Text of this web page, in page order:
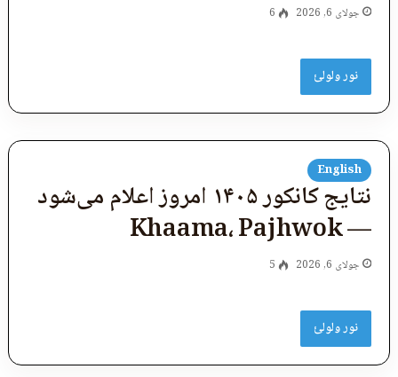
جولای 6, 2026 6
نور ولولئ
English
نتایج کانکور ۱۴۰۵ امروز اعلام می‌شود
— Khaama، Pajhwok
جولای 6, 2026 5
نور ولولئ